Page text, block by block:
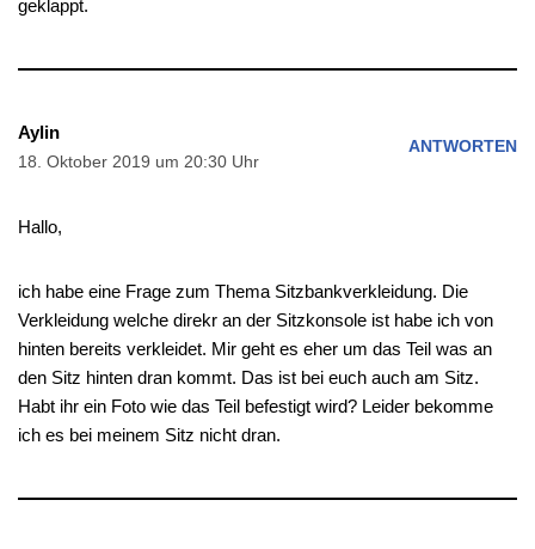
geklappt.
Aylin
18. Oktober 2019 um 20:30 Uhr
ANTWORTEN
Hallo,
ich habe eine Frage zum Thema Sitzbankverkleidung. Die
Verkleidung welche direkr an der Sitzkonsole ist habe ich von
hinten bereits verkleidet. Mir geht es eher um das Teil was an
den Sitz hinten dran kommt. Das ist bei euch auch am Sitz.
Habt ihr ein Foto wie das Teil befestigt wird? Leider bekomme
ich es bei meinem Sitz nicht dran.